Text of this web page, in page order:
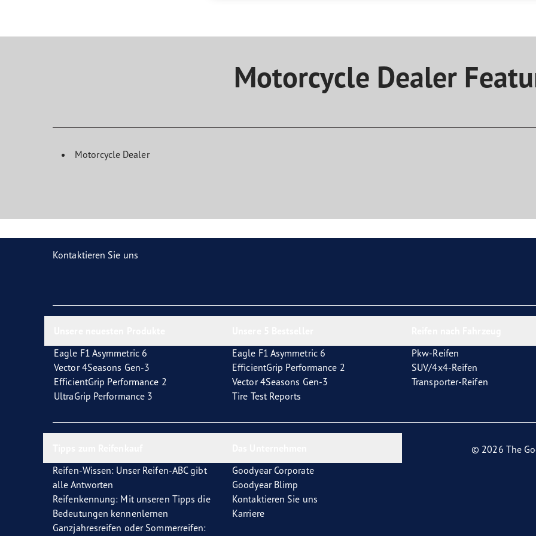
Motorcycle Dealer
Motorcycle Dealer
Kontaktieren Sie uns
Eagle F1 Asymmetric 6
Vector 4Seasons Gen-3
EfficientGrip Performance 2
UltraGrip Performance 3
Eagle F1 Asymmetric 6
EfficientGrip Performance 2
Vector 4Seasons Gen-3
Tire Test Reports
Pkw-Reifen
SUV/4x4-Reifen
Transporter-Reifen
Reifen-Wissen: Unser Reifen-ABC gibt
alle Antworten
Reifenkennung: Mit unseren Tipps die
Bedeutungen kennenlernen
Ganzjahresreifen oder Sommerreifen:
Goodyear Corporate
Goodyear Blimp
Kontaktieren Sie uns
Karriere
© 2026 The